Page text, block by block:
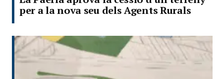
per a la nova seu dels Agents Rurals